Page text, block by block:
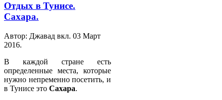
Отдых в Тунисе.
Сахара.
Автор: Джавад вкл. 03 Март
2016.
В каждой стране есть
определенные места, которые
нужно непременно посетить, и
в Тунисе это Сахара.